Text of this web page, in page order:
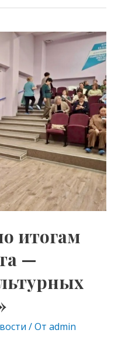
итогам
—
/ От admin